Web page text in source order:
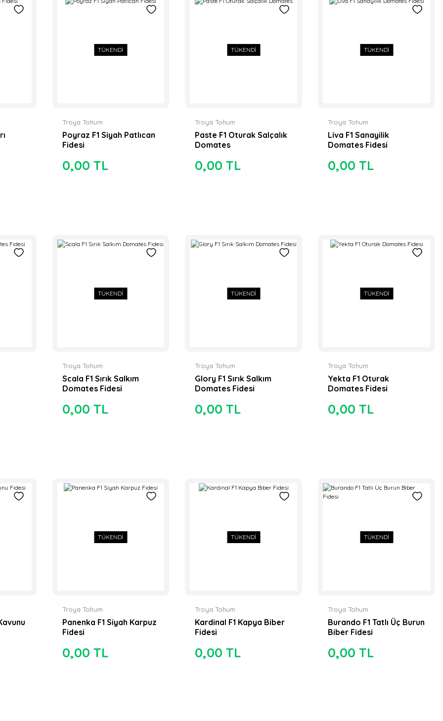
TÜKENDİ
Troya Tohum
Poyraz F1 Siyah Patlıcan
Fidesi
0,00 TL
TÜKENDİ
Troya Tohum
Paste F1 Oturak Salçalık
Domates
0,00 TL
TÜKENDİ
Troya Tohum
Liva F1 Sanayilik
Domates Fidesi
0,00 TL
TÜKENDİ
Troya Tohum
Scala F1 Sırık Salkım
Domates Fidesi
0,00 TL
TÜKENDİ
Troya Tohum
Glory F1 Sırık Salkım
Domates Fidesi
0,00 TL
TÜKENDİ
Troya Tohum
Yekta F1 Oturak
Domates Fidesi
0,00 TL
TÜKENDİ
Troya Tohum
Panenka F1 Siyah Karpuz
Fidesi
0,00 TL
TÜKENDİ
Troya Tohum
Kardinal F1 Kapya Biber
Fidesi
0,00 TL
TÜKENDİ
Troya Tohum
Burando F1 Tatlı Üç Burun
Biber Fidesi
0,00 TL